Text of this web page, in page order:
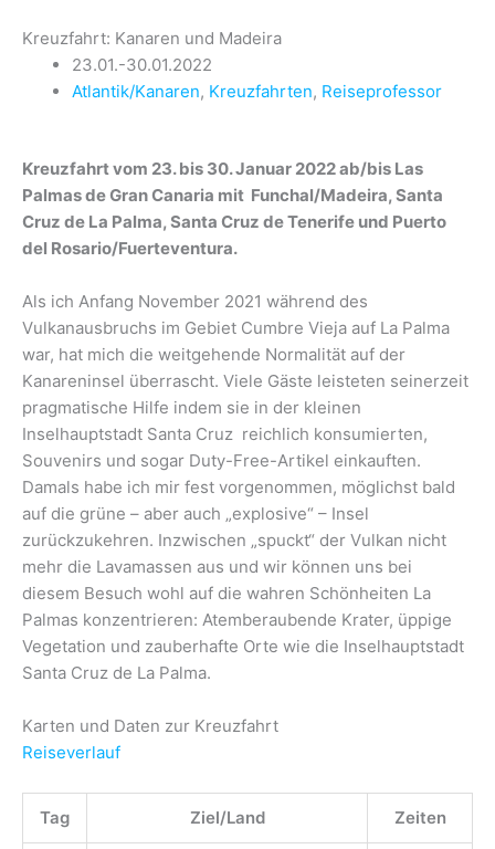
Kreuzfahrt: Kanaren und Madeira
23.01.-30.01.2022
Atlantik/Kanaren, Kreuzfahrten, Reiseprofessor
Kreuzfahrt vom 23. bis 30. Januar 2022 ab/bis Las
Palmas de Gran Canaria mit Funchal/Madeira, Santa
Cruz de La Palma, Santa Cruz de Tenerife und Puerto
del Rosario/Fuerteventura.
Als ich Anfang November 2021 während des
Vulkanausbruchs im Gebiet Cumbre Vieja auf La Palma
war, hat mich die weitgehende Normalität auf der
Kanareninsel überrascht. Viele Gäste leisteten seinerzeit
pragmatische Hilfe indem sie in der kleinen
Inselhauptstadt Santa Cruz reichlich konsumierten,
Souvenirs und sogar Duty-Free-Artikel einkauften.
Damals habe ich mir fest vorgenommen, möglichst bald
auf die grüne – aber auch „explosive“ – Insel
zurückzukehren. Inzwischen „spuckt“ der Vulkan nicht
mehr die Lavamassen aus und wir können uns bei
diesem Besuch wohl auf die wahren Schönheiten La
Palmas konzentrieren: Atemberaubende Krater, üppige
Vegetation und zauberhafte Orte wie die Inselhauptstadt
Santa Cruz de La Palma.
Karten und Daten zur Kreuzfahrt
Reiseverlauf
Tag Ziel/Land Zeiten